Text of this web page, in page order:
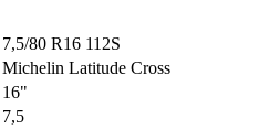
7,5/80 R16 112S
Michelin Latitude Cross
16"
7,5